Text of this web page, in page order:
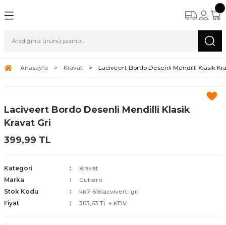
Anasayfa Kravat Laciveert Bordo Desenli Mendilli Klasik
Laciveert Bordo Desenli Mendilli Klasik
Kravat Gri
399,99 TL
Kategori
Kravat
Marka
Gutiero
Stok Kodu
kk7-616lacvivert_gri
Fiyat
363,63 TL + KDV